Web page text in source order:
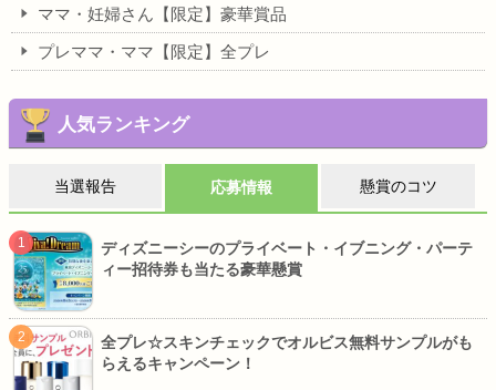
ママ・妊婦さん【限定】豪華賞品
プレママ・ママ【限定】全プレ
人気ランキング
当選報告 応募情報 懸賞のコツ
ディズニーシーのプライベート・イブニング・パーテ
ィー招待券も当たる豪華懸賞
全プレ☆スキンチェックでオルビス無料サンプルがも
らえるキャンペーン！